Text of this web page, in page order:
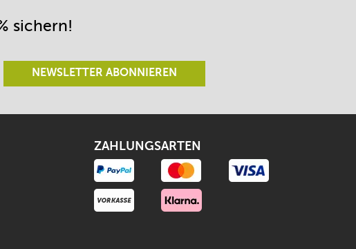
sichern!
NEWSLETTER ABONNIEREN
ZAHLUNGSARTEN